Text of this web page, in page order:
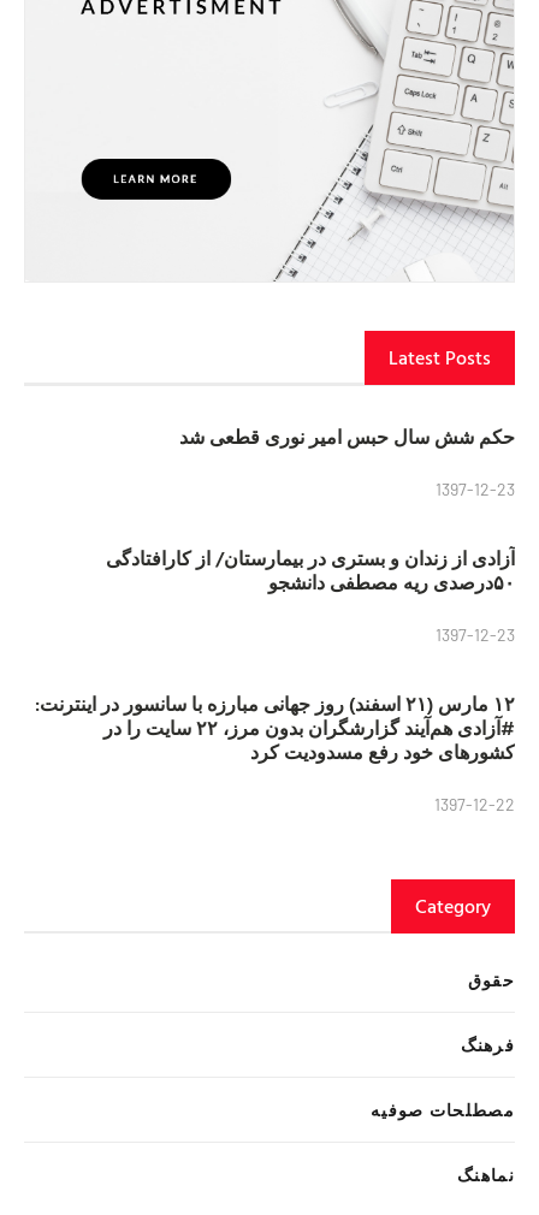
Latest Posts
حکم شش سال حبس امیر نوری قطعی شد
1397-12-23
آزادی از زندان و بستری در بیمارستان/ از کارافتادگی
۵۰درصدی ریه مصطفی دانشجو
1397-12-23
۱۲ مارس (۲۱ اسفند) روز جهانی مبارزه با سانسور در اینترنت:
#آزادی هم‌آیند گزارشگران‌ بدون مرز، ۲۲ سایت را در
کشورهای خود رفع مسدودیت کرد
1397-12-22
Category
حقوق
فرهنگ
مصطلحات صوفیه
نماهنگ